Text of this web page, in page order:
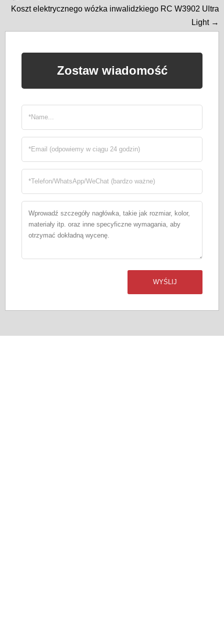
Koszt elektrycznego wózka inwalidzkiego RC W3902 Ultra
Light →
Zostaw wiadomość
WYŚLIJ